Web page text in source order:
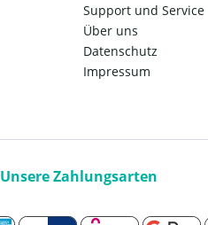
Support und Service
Über uns
Datenschutz
Impressum
Unsere Zahlungsarten